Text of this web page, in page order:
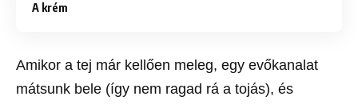
A krém
Amikor a tej már kellően meleg, egy evőkanalat
mátsunk bele (így nem ragad rá a tojás), és